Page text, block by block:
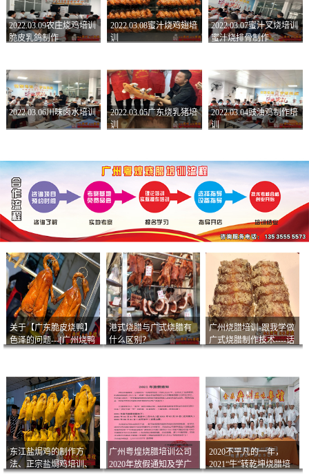
2022.03.09农庄烧鸡培训
脆皮乳鸽制作
2022.03.08蜜汁烧鸡翅培
训
2022.03.07蜜汁叉烧培训
蜜汁烧排骨制作
2022.03.06川味卤水培训
2022.03.05广东烧乳猪培
训
2022.03.04豉油鸡制作培
训
关于【广东脆皮烧鸭】
色泽的问题---[广州烧鸭
港式烧腊与广式烧腊有
什么区别？
广州烧腊培训-跟我学做
广式烧腊制作技术----话
东江盐焗鸡的制作方
法、正宗盐焗鸡培训、
广州粤煌烧腊培训公司
2020年放假通知及学广
2020不平凡的一年，
2021“牛”转乾坤烧腊培